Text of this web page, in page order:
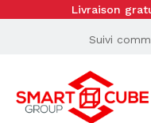
Livraison
Suivi